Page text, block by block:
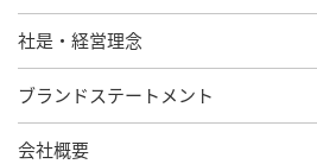
社是・経営理念
ブランドステートメント
会社概要